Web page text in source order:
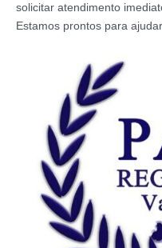
solicitar atendimento
Estamos prontos para ajudar.